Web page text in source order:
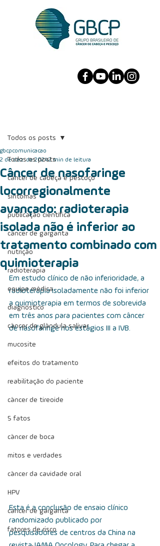
Todos os posts
câncer de cabeça e pescoço
sintomas
publicação científica
câncer de garganta
nutrição
radioterapia
equipe médica
diagnóstico
câncer de glândula salivar
mucosite
efeitos do tratamento
reabilitação do paciente
câncer de tireoide
5 fatos
câncer de boca
mitos e verdades
câncer da cavidade oral
HPV
câncer de garganta
fatores de risco
Todos os posts
Câncer de nasofaringe
locorregionalmente
avançado: radioterapia
isolada não é inferior ao
tratamento combinado com
quimioterapia
gbcpcomunicacao
2 de dez. de 20242 min de leitura
Em estudo clínico de não inferioridade, a
radioterapia isoladamente não foi inferior
a quimioterapia em termos de sobrevida
em três anos para pacientes com câncer
de nasofaringe nos estágios III a IVB.
Esta é a conclusão de ensaio clínico
randomizado publicado por
pesquisadores de centros da China na